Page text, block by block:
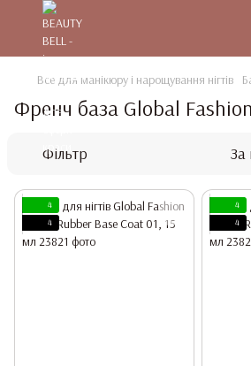
Все для манікюру і нарощування нігтів
Френч база Global Fashion
Фільтр За
4
4
4
4